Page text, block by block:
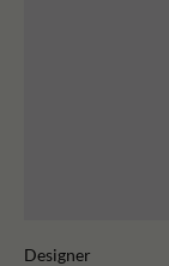
Designer